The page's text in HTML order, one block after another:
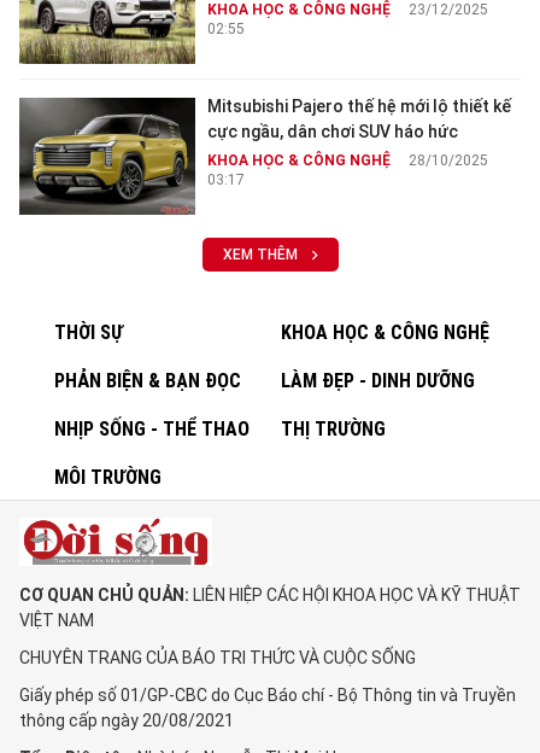
KHOA HỌC & CÔNG NGHỆ
23/12/2025
02:55
Mitsubishi Pajero thế hệ mới lộ thiết kế
cực ngầu, dân chơi SUV háo hức
KHOA HỌC & CÔNG NGHỆ
28/10/2025
03:17
XEM THÊM
THỜI SỰ KHOA HỌC & CÔNG NGHỆ
PHẢN BIỆN & BẠN ĐỌC LÀM ĐẸP - DINH DƯỠNG
NHỊP SỐNG - THỂ THAO THỊ TRƯỜNG
MÔI TRƯỜNG
CƠ QUAN CHỦ QUẢN: LIÊN HIỆP CÁC HỘI KHOA HỌC VÀ KỸ THUẬT
VIỆT NAM
CHUYÊN TRANG CỦA BÁO TRI THỨC VÀ CUỘC SỐNG
Giấy phép số 01/GP-CBC do Cục Báo chí - Bộ Thông tin và Truyền
thông cấp ngày 20/08/2021